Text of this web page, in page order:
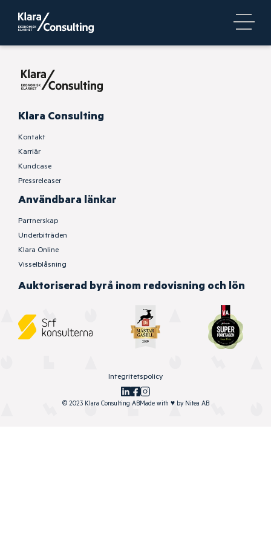
Klara Consulting
Kontakt
Karriär
Kundcase
Pressreleaser
Användbara länkar
Partnerskap
Underbiträden
Klara Online
Visselblåsning
Auktoriserad byrå inom redovisning och lön
Integritetspolicy
© 2023 Klara Consulting ABMade with ♥by Nitea AB